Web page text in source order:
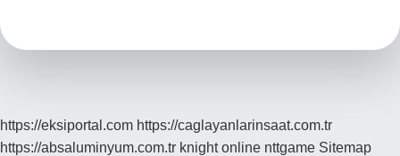
https://eksiportal.com https://caglayanlarinsaat.com.tr
https://absaluminyum.com.tr knight online nttgame Sitemap